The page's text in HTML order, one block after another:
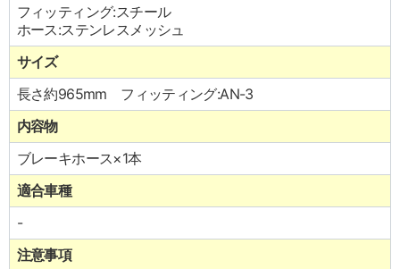
フィッティング:スチール
ホース:ステンレスメッシュ
サイズ
長さ約965mm フィッティング:AN-3
内容物
ブレーキホース×1本
適合車種
-
注意事項